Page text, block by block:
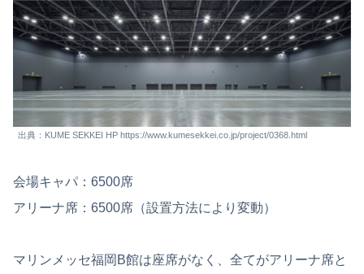
出典：KUME SEKKEI HP https://www.kumesekkei.co.jp/project/0368.html
会場キャパ：6500席
アリーナ席：6500席（設置方法により変動）
マリンメッセ福岡B館は座席がなく、全てがアリーナ席と